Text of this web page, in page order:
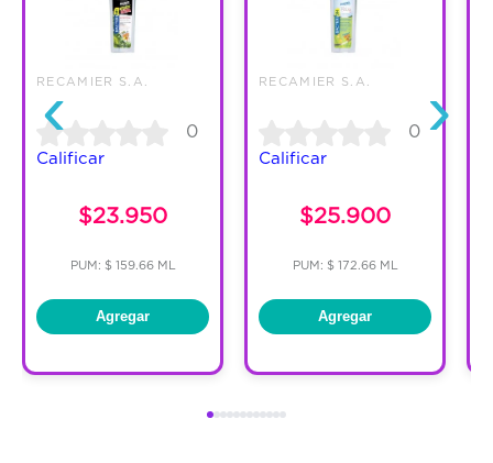
‹
RECAMIER S.A.
0
Calificar
$23.950
PUM: $ 159.66 ML
Agregar
RECAMIER S.A.
0
Calificar
$25.900
PUM: $ 172.66 ML
Agregar
›